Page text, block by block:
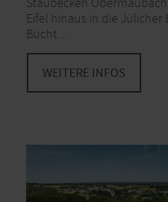
Staubecken
Eifel hinaus in die
Bucht…
WEITERE INFOS